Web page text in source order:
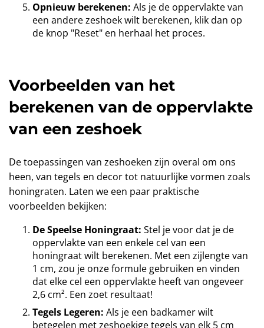
Opnieuw berekenen: Als je de oppervlakte van
een andere zeshoek wilt berekenen, klik dan op
de knop "Reset" en herhaal het proces.
Voorbeelden van het
berekenen van de oppervlakte
van een zeshoek
De toepassingen van zeshoeken zijn overal om ons
heen, van tegels en decor tot natuurlijke vormen zoals
honingraten. Laten we een paar praktische
voorbeelden bekijken:
De Speelse Honingraat: Stel je voor dat je de
oppervlakte van een enkele cel van een
honingraat wilt berekenen. Met een zijlengte van
1 cm, zou je onze formule gebruiken en vinden
dat elke cel een oppervlakte heeft van ongeveer
2,6 cm². Een zoet resultaat!
Tegels Legeren: Als je een badkamer wilt
betegelen met zeshoekige tegels van elk 5 cm